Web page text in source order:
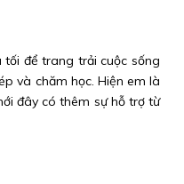
tối để trang trải cuộc sống
và chăm học. Hiện em là
đây có thêm sự hỗ trợ từ